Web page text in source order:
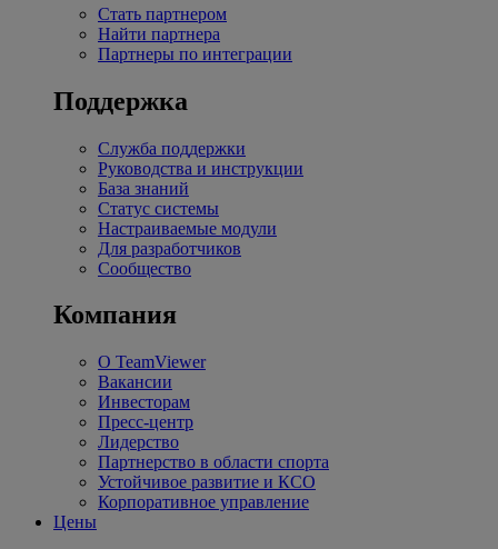
Стать партнером
Найти партнера
Партнеры по интеграции
Поддержка
Служба поддержки
Руководства и инструкции
База знаний
Статус системы
Настраиваемые модули
Для разработчиков
Сообщество
Компания
О TeamViewer
Вакансии
Инвесторам
Пресс-центр
Лидерство
Партнерство в области спорта
Устойчивое развитие и КСО
Корпоративное управление
Цены